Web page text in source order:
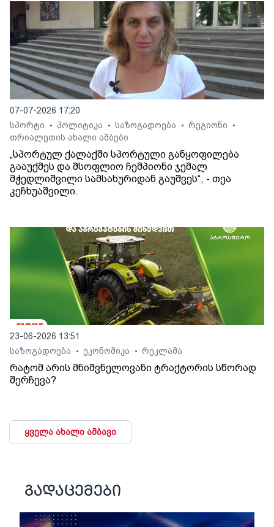
07-07-2026 17:20
სპორტი
• პოლიტიკა • საზოგადოება • რეგიონი •
თრიალეთის ახალი ამბები
„სპორტულ ქალაქში სპორტული განყოფილება
გააუქმეს და მსოფლიო ჩემპიონი ჯემალ
მჭედლიშვილი სამსახურიდან გაუშვეს“, - თეა
კეჩხუაშვილი.
23-06-2026 13:51
საზოგადოება
• ეკონომიკა • რეკლამა
რატომ არის მნიშვნელოვანი ტრაქტორის სწორად
შერჩევა?
ყველა ახალი ამბავი
გადაცემები